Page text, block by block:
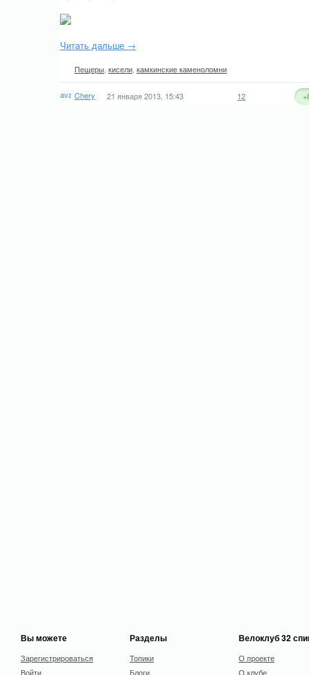
Читать дальше →
Пещеры кисели камкинские каменоломни
Chery 21 января 2013, 15:43 12
Вы можете
Зарегистрироваться
Войти
Разделы
Топики
Блоги
Велоклуб 32
О проекте
О клубе